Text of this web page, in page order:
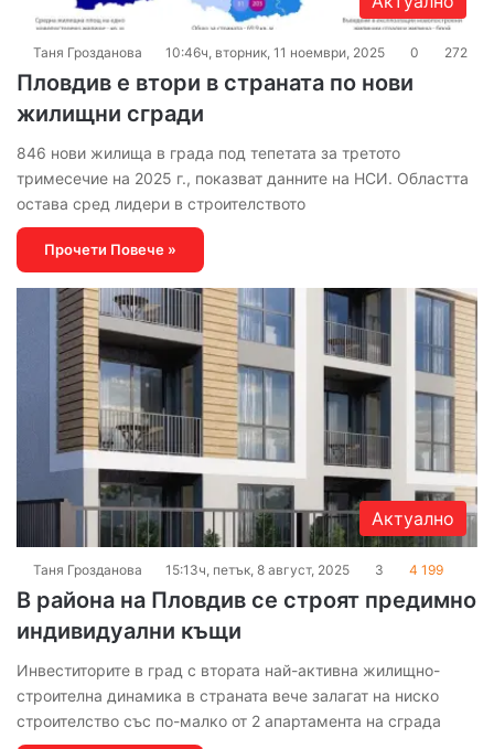
Таня Грозданова 10:46ч, вторник, 11 ноември, 2025 0 272
Пловдив е втори в страната по нови
жилищни сгради
846 нови жилища в града под тепетата за третото
тримесечие на 2025 г., показват данните на НСИ. Областта
остава сред лидери в строителството
Прочети Повече »
Актуално
Таня Грозданова 15:13ч, петък, 8 август, 2025 3 4 199
В района на Пловдив се строят предимно
индивидуални къщи
Инвеститорите в град с втората най-активна жилищно-
строителна динамика в страната вече залагат на ниско
строителство със по-малко от 2 апартамента на сграда